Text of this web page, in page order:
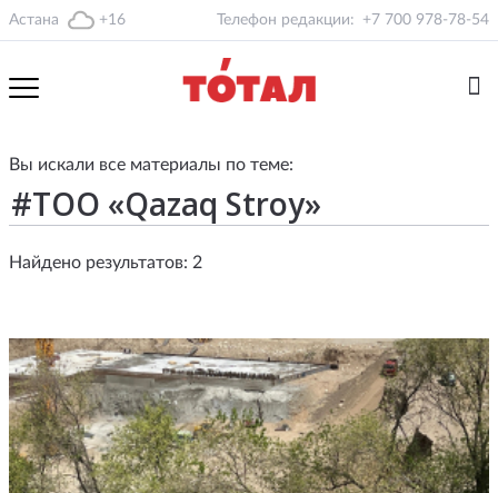
Астана +16 Телефон редакции: +7 700 978-78-54
Вы искали все материалы по теме:
Найдено результатов: 2